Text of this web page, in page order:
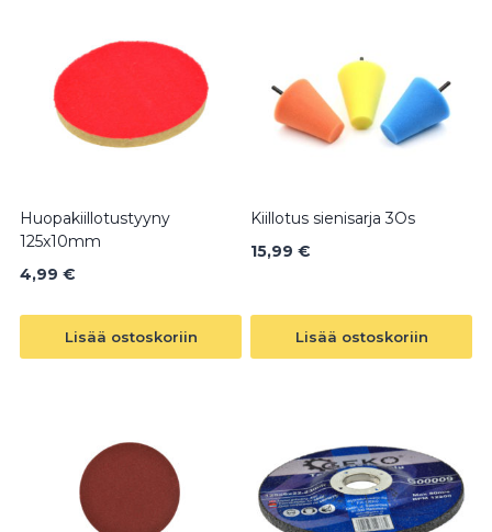
Huopakiillotustyyny
125x10mm
4,99 €
Lisää ostoskoriin
Kiillotus sienisarja 3Os
15,99 €
Lisää ostoskoriin